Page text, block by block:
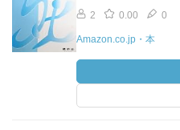
2 0.00 0
Amazon.co.jp・本